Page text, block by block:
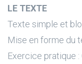
LE TEXTE
Texte simple et
Mise en forme du
Exercice pratique :